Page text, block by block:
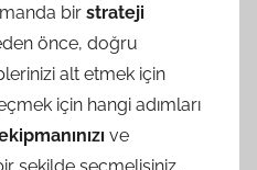
bir strateji
önce, doğru
alt etmek için
için hangi adımları
ve
şekilde seçmelisiniz.